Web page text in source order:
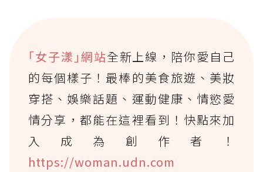
｢女子漾｣網站全新上線，陪你愛自己
的每個樣子！最棒的美食旅遊、美妝
穿搭、娛樂話題、運動健康、情慾愛
情分享，都能在這裡看到！快點來加
入成為創作者！
https://woman.udn.com